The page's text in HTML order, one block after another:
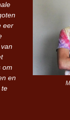
eer
om
en
te